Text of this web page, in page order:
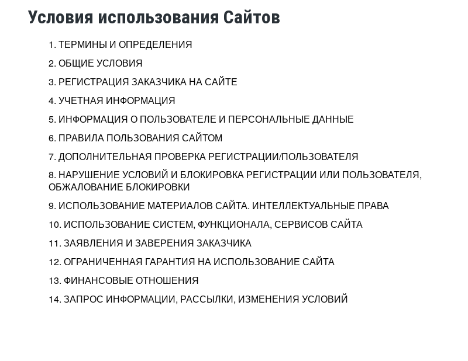
Условия использования Сайтов
1. ТЕРМИНЫ И ОПРЕДЕЛЕНИЯ
2. ОБЩИЕ УСЛОВИЯ
3. РЕГИСТРАЦИЯ ЗАКАЗЧИКА НА САЙТЕ
4. УЧЕТНАЯ ИНФОРМАЦИЯ
5. ИНФОРМАЦИЯ О ПОЛЬЗОВАТЕЛЕ И ПЕРСОНАЛЬНЫЕ ДАННЫЕ
6. ПРАВИЛА ПОЛЬЗОВАНИЯ САЙТОМ
7. ДОПОЛНИТЕЛЬНАЯ ПРОВЕРКА РЕГИСТРАЦИИ/ПОЛЬЗОВАТЕЛЯ
8. НАРУШЕНИЕ УСЛОВИЙ И БЛОКИРОВКА РЕГИСТРАЦИИ ИЛИ ПОЛЬЗОВАТЕЛЯ,
ОБЖАЛОВАНИЕ БЛОКИРОВКИ
9. ИСПОЛЬЗОВАНИЕ МАТЕРИАЛОВ САЙТА. ИНТЕЛЛЕКТУАЛЬНЫЕ ПРАВА
10. ИСПОЛЬЗОВАНИЕ СИСТЕМ, ФУНКЦИОНАЛА, СЕРВИСОВ САЙТА
11. ЗАЯВЛЕНИЯ И ЗАВЕРЕНИЯ ЗАКАЗЧИКА
12. ОГРАНИЧЕННАЯ ГАРАНТИЯ НА ИСПОЛЬЗОВАНИЕ САЙТА
13. ФИНАНСОВЫЕ ОТНОШЕНИЯ
14. ЗАПРОС ИНФОРМАЦИИ, РАССЫЛКИ, ИЗМЕНЕНИЯ УСЛОВИЙ